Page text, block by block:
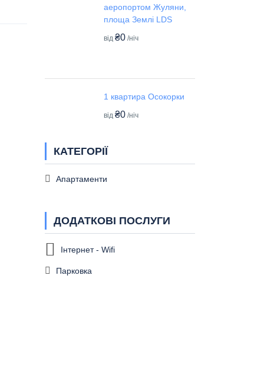
аеропортом Жуляни,
площа Землі LDS
від ₴0 /ніч
1 квартира Осокорки
від ₴0 /ніч
КАТЕГОРІЇ
Апартаменти
ДОДАТКОВІ ПОСЛУГИ
Інтернет - Wifi
Парковка